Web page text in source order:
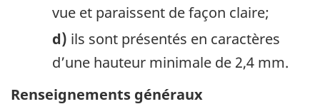
vue et paraissent de façon claire;
d) ils sont présentés en caractères
d’une hauteur minimale de 2,4 mm.
Renseignements généraux